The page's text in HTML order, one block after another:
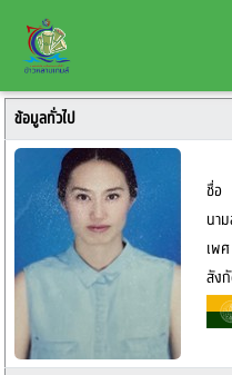
ข้อมูลทั่วไป
ชื่อ
นา
เพศ
สัง